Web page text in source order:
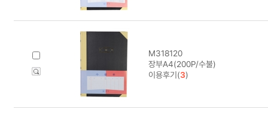
M318120
장부A4(200P/수불)
이용후기(3)